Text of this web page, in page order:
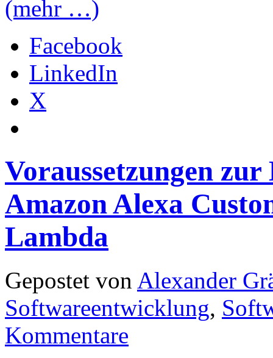
(mehr …)
Facebook
LinkedIn
X
Voraussetzungen
Amazon Alexa
Lambda
Gepostet von Alexander
Softwareentwicklung,
Kommentare